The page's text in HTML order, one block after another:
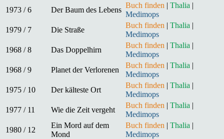
1973 / 6
Der Baum des Lebens
Buch finden | Thalia |
Medimops
1979 / 7
Die Straße
Buch finden | Thalia |
Medimops
1968 / 8
Das Doppelhirn
Buch finden | Thalia |
Medimops
1968 / 9
Planet der Verlorenen
Buch finden | Thalia |
Medimops
1975 / 10
Der kälteste Ort
Buch finden | Thalia |
Medimops
1977 / 11
Wie die Zeit vergeht
Buch finden | Thalia |
Medimops
1980 / 12
Ein Mord auf dem
Mond
Buch finden | Thalia |
Medimops